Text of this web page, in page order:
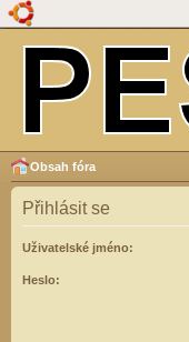
Obsah fóra
Přihlásit se
Uživatelské jméno:
Heslo: